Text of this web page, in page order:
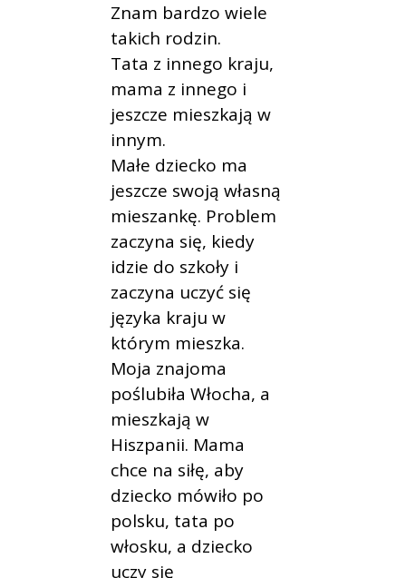
Znam bardzo wiele
takich rodzin.
Tata z innego kraju,
mama z innego i
jeszcze mieszkają w
innym.
Małe dziecko ma
jeszcze swoją własną
mieszankę. Problem
zaczyna się, kiedy
idzie do szkoły i
zaczyna uczyć się
języka kraju w
którym mieszka.
Moja znajoma
poślubiła Włocha, a
mieszkają w
Hiszpanii. Mama
chce na siłę, aby
dziecko mówiło po
polsku, tata po
włosku, a dziecko
uczy się